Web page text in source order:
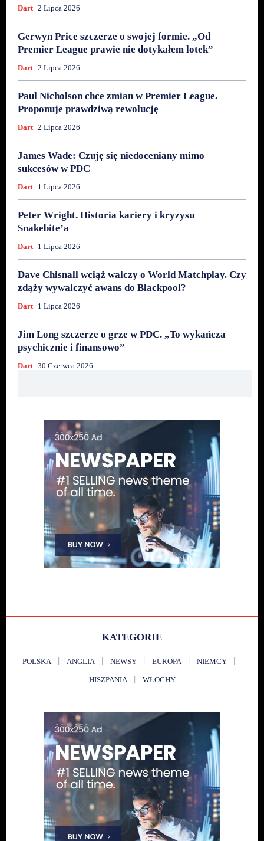
Dart 2 Lipca 2026
Gerwyn Price szczerze o swojej formie. „Od
Premier League prawie nie dotykałem lotek”
Dart 2 Lipca 2026
Paul Nicholson chce zmian w Premier League.
Proponuje prawdziwą rewolucję
Dart 2 Lipca 2026
James Wade: Czuję się niedoceniany mimo
sukcesów w PDC
Dart 1 Lipca 2026
Peter Wright. Historia kariery i kryzysu
Snakebite’a
Dart 1 Lipca 2026
Dave Chisnall wciąż walczy o World Matchplay. Czy
zdąży wywalczyć awans do Blackpool?
Dart 1 Lipca 2026
Jim Long szczerze o grze w PDC. „To wykańcza
psychicznie i finansowo”
Dart 30 Czerwca 2026
KATEGORIE
POLSKA ANGLIA NEWSY EUROPA NIEMCY
HISZPANIA WŁOCHY